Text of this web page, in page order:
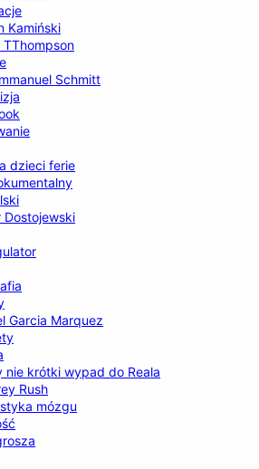
Kamiński
TThompson
Schmitt
dzieci ferie
Dostojewski
Garcia Marquez
nie krótki wypad do Reala
Rush
mózgu